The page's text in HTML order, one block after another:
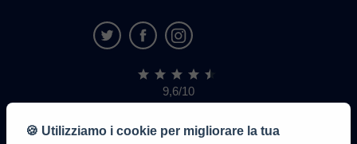
9,6/10
1.339.284
recensioni
di
alunni
🍪 Utilizziamo i cookie per migliorare la tua